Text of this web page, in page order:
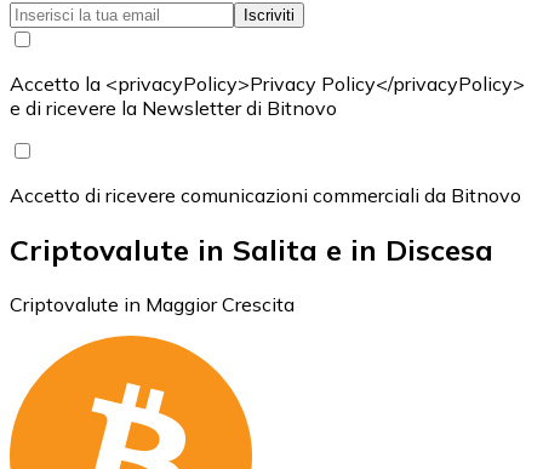
Iscriviti
Accetto la <privacyPolicy>Privacy Policy</privacyPolicy>
e di ricevere la Newsletter di Bitnovo
Accetto di ricevere comunicazioni commerciali da Bitnovo
Criptovalute in Salita e in Discesa
Criptovalute in Maggior Crescita